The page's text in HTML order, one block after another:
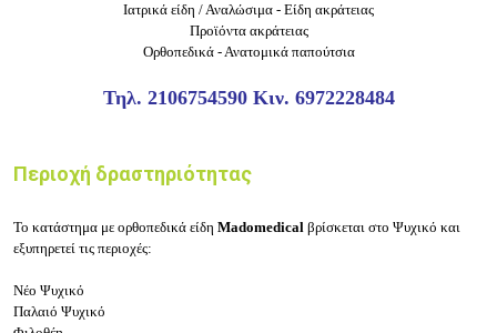
Ιατρικά είδη / Αναλώσιμα - Είδη ακράτειας
Προϊόντα ακράτειας
Ορθοπεδικά - Ανατομικά παπούτσια
Τηλ. 2106754590 Κιν. 6972228484
Περιοχή δραστηριότητας
Το κατάστημα με ορθοπεδικά είδη Madomedical βρίσκεται στο Ψυχικό και
εξυπηρετεί τις περιοχές:
Νέο Ψυχικό
Παλαιό Ψυχικό